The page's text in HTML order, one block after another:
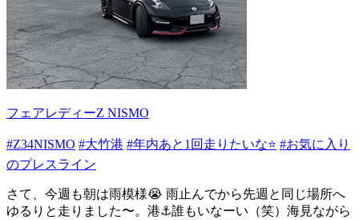
フェアレディーZ NISMO
#Z34NISMO #大竹港 #年内あと1回走りたいな⭐️ #お気に入り
のプレスライン
さて、今週も朝は雨模様😭 雨止んでから先週と同じ場所へ
ゆるりと走りました〜。港⚓️誰もいなーい（笑）海見ながら